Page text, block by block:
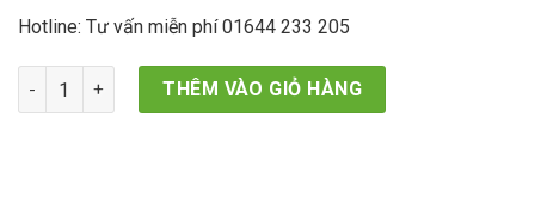
Hotline: Tư vấn miễn phí 01644 233 205
Xúc Xích Heo số lượngTHÊM VÀO GIỎ HÀNG